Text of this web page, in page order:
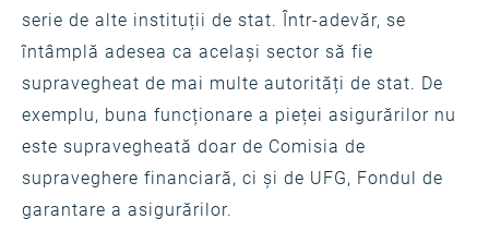
serie de alte instituții de stat. Într-adevăr, se
întâmplă adesea ca același sector să fie
supravegheat de mai multe autorități de stat. De
exemplu, buna funcționare a pieței asigurărilor nu
este supravegheată doar de Comisia de
supraveghere financiară, ci și de UFG, Fondul de
garantare a asigurărilor.